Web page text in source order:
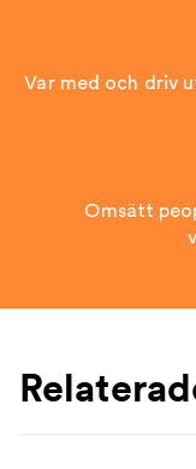
Var med och driv
Omsätt